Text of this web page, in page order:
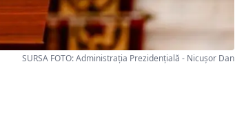
SURSA FOTO: Administrația Prezidențială - Nicușor Dan